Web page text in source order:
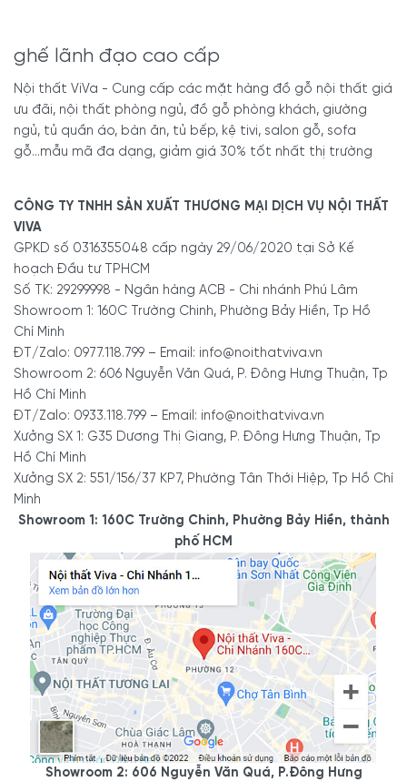
ghế lãnh đạo cao cấp
Nội thất ViVa - Cung cấp các mặt hàng đồ gỗ nội thất giá
ưu đãi, nội thất phòng ngủ, đồ gỗ phòng khách, giường
ngủ, tủ quần áo, bàn ăn, tủ bếp, kệ tivi, salon gỗ, sofa
gỗ...mẫu mã đa dạng, giảm giá 30% tốt nhất thị trường
CÔNG TY TNHH SẢN XUẤT THƯƠNG MẠI DỊCH VỤ NỘI THẤT
VIVA
GPKD số 0316355048 cấp ngày 29/06/2020 tại Sở Kế
hoạch Đầu tư TPHCM
Số TK: 29299998 - Ngân hàng ACB - Chi nhánh Phú Lâm
Showroom 1: 160C Trường Chinh, Phường Bảy Hiền, Tp Hồ
Chí Minh
ĐT/Zalo: 0977.118.799 – Email: info@noithatviva.vn
Showroom 2: 606 Nguyễn Văn Quá, P. Đông Hưng Thuận, Tp
Hồ Chí Minh
ĐT/Zalo: 0933.118.799 – Email: info@noithatviva.vn
Xưởng SX 1: G35 Dương Thị Giang, P. Đông Hưng Thuận, Tp
Hồ Chí Minh
Xưởng SX 2: 551/156/37 KP7, Phường Tân Thới Hiệp, Tp Hồ Chí
Minh
Showroom 1: 160C Trường Chinh, Phường Bảy Hiền, thành
phố HCM
Showroom 2: 606 Nguyễn Văn Quá, P.Đông Hưng